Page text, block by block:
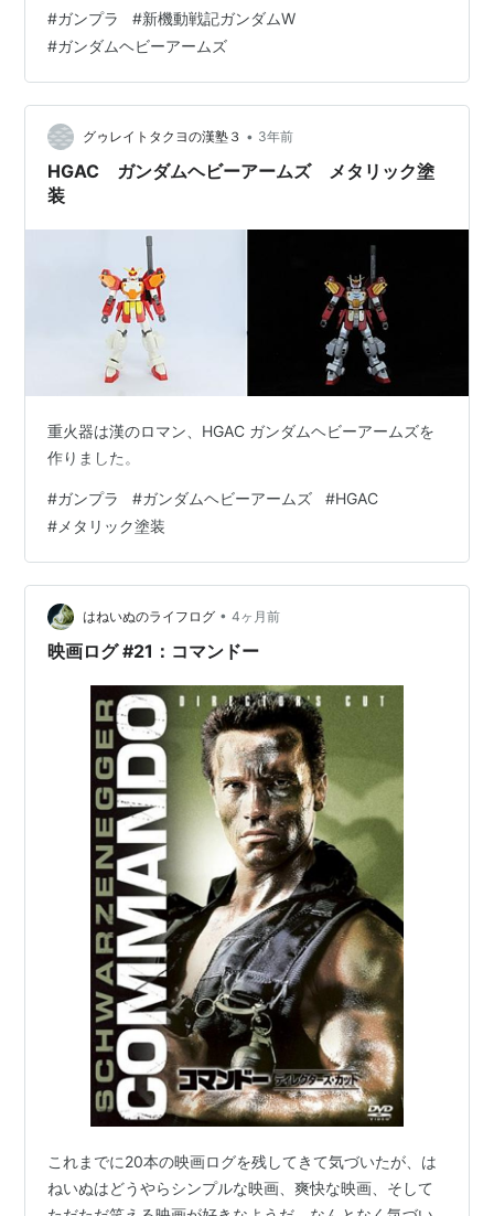
ーカー希望小売価格は1,650円。 新機動戦記ガンダムW
に登場した「5機のガンダム」のうちの1機です。
BANDAI SPIRITS(バンダイ スピリッツ) HGAC 新機動戦
記ガンダムW ガンダムヘビーアームズ 1/144スケール 色
分け済みプラモデルBAND…
#ガンプラ #新機動戦記ガンダムW
#ガンダムヘビーアームズ
グゥレイトタクヨの漢塾３ • 3年前
HGAC ガンダムヘビーアームズ メタリック塗
装
重火器は漢のロマン、HGAC ガンダムヘビーアームズを
作りました。
#ガンプラ #ガンダムヘビーアームズ #HGAC
# メタリック塗装
はねいぬのライフログ • 4ヶ月前
映画ログ #21：コマンドー
これまでに20本の映画ログを残してきて気づいたが、は
ねいぬはどうやらシンプルな映画、爽快な映画、そして